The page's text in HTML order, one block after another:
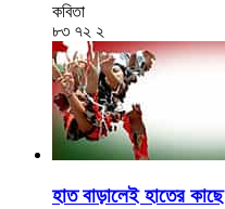
কবিতা
৮৩ ৭২ ২
হাত বাড়ালেই হাতের কাছে